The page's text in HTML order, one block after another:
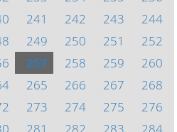
241 242 243
244
249 250 251
252
257 258 259
260
265 266 267
268
273 274 275
276